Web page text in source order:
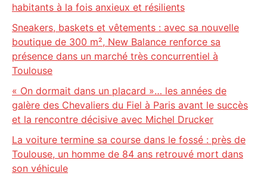
habitants à la fois anxieux et résilients
Sneakers, baskets et vêtements : avec sa nouvelle
boutique de 300 m², New Balance renforce sa
présence dans un marché très concurrentiel à
Toulouse
« On dormait dans un placard »… les années de
galère des Chevaliers du Fiel à Paris avant le succès
et la rencontre décisive avec Michel Drucker
La voiture termine sa course dans le fossé : près de
Toulouse, un homme de 84 ans retrouvé mort dans
son véhicule